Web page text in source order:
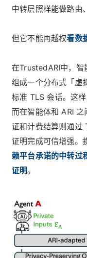
中转层照样能做路由
但它不能再越权看数
在TrustedARI中，智
组成一个分布式「虚
标准 TLS 会话。这
而在智能体和 ARI
证和计费结算则通过
证明完成可信增强。
赖平台承诺的中转过
证明。